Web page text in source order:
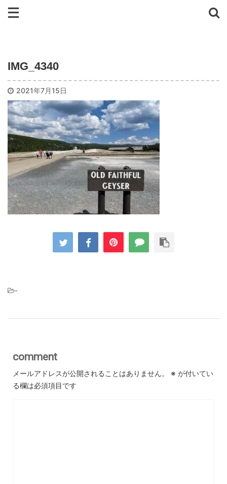
IMG_4340
2021年7月15日
-
comment
メールアドレスが公開されることはありません。 ※ が付いてい
る欄は必須項目です